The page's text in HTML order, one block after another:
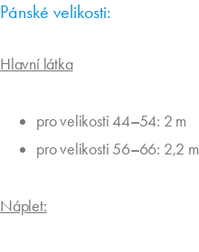
Pánské velikosti:
Hlavní látka
pro velikosti 44–54: 2 m
pro velikosti 56–66: 2,2 m
Náplet: